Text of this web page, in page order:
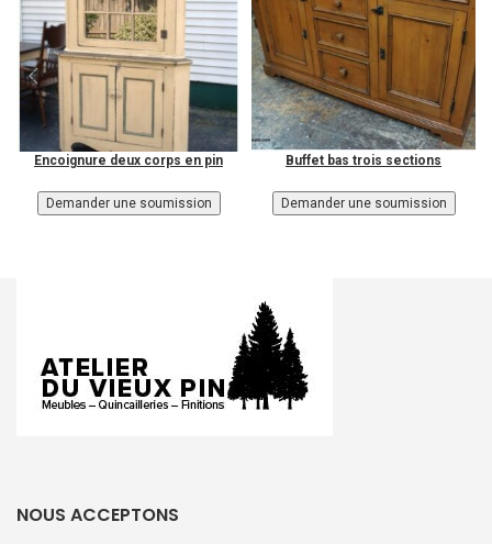
Encoignure deux corps en pin Buffet bas trois sections
NOUS ACCEPTONS